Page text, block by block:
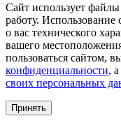
Сайт использует
работу.
о вас технического
вашего
пользоваться сайтом,
конфиденциальности,
своих персональных
Принять